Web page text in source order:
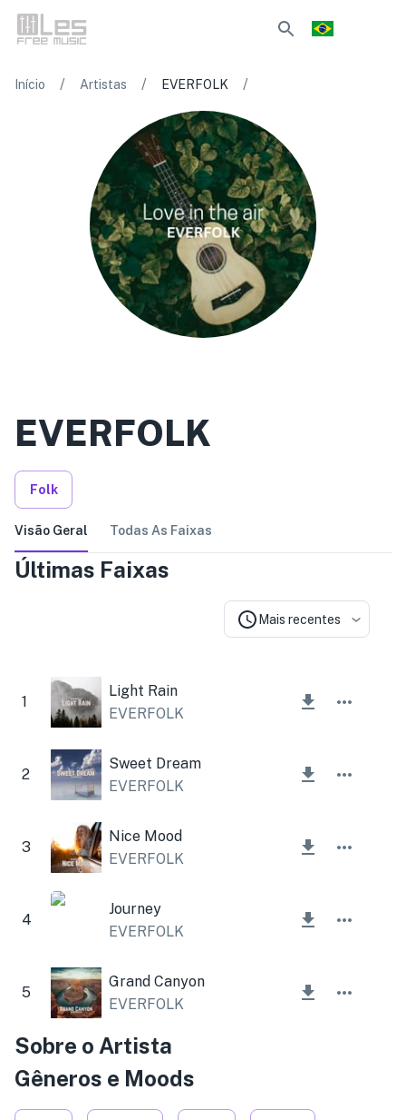
Início / Artistas / EVERFOLK /
EVERFOLK
Folk
Visão Geral Todas As Faixas
Últimas Faixas
Mais recentes
1
Light Rain
EVERFOLK
2
Sweet Dream
EVERFOLK
3
Nice Mood
EVERFOLK
4
Journey
EVERFOLK
5
Grand Canyon
EVERFOLK
Sobre o Artista
Gêneros e Moods